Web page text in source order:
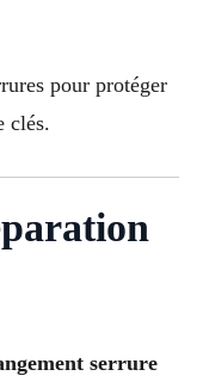
pour protéger
clés.
serrure